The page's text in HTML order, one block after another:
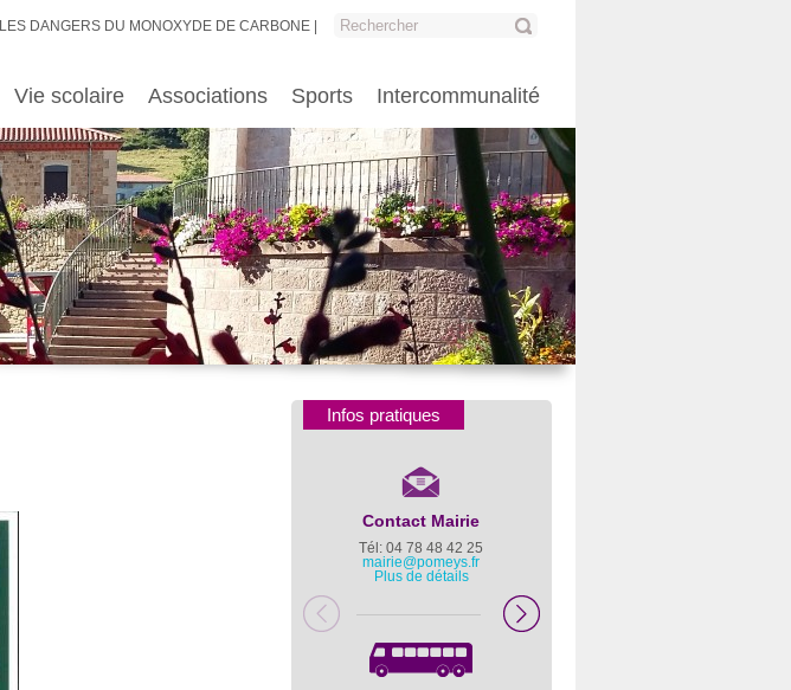
LES DANGERS DU MONOXYDE DE CARBONE
Vie scolaire Associations Sports Intercommunalité
Infos pratiques
Contact Mairie
Tél: 04 78 48 42 25
mairie@pomeys.fr
Plus de détails